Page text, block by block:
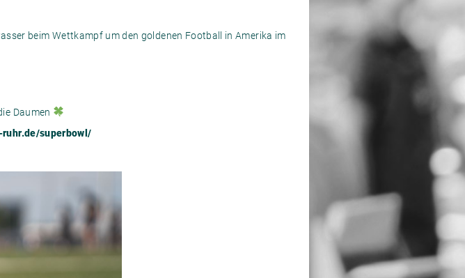
beim Wettkampf um den goldenen Football in Amerika im
Daumen
superbowl/